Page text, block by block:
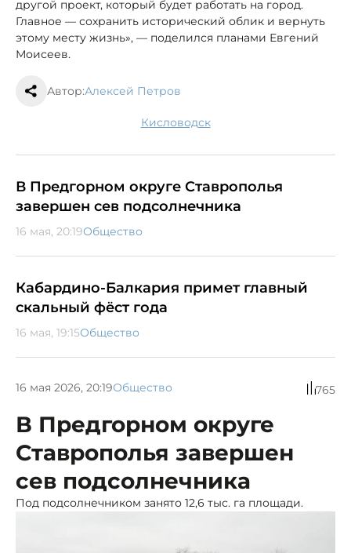
другой проект, который будет работать на город.
Главное — сохранить исторический облик и вернуть
этому месту жизнь», — поделился планами Евгений
Моисеев.
Автор:Алексей Петров
Кисловодск
В Предгорном округе Ставрополья
завершен сев подсолнечника
16 мая, 20:19Общество
Кабардино-Балкария примет главный
скальный фёст года
16 мая, 19:15Общество
16 мая 2026, 20:19Общество 765
В Предгорном округе
Ставрополья завершен
сев подсолнечника
Под подсолнечником занято 12,6 тыс. га площади.